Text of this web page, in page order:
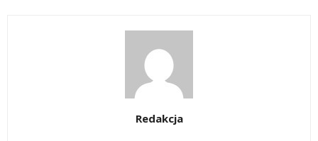
Redakcja